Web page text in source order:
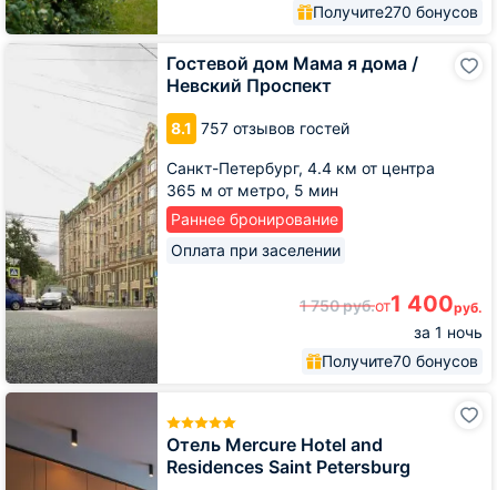
Получите270 бонусов
Гостевой дом Мама я дома /
Невский Проспект
8.1 757 отзывов гостей
Санкт-Петербург, 4.4 км от центра
365 м от метро, 5 мин
Раннее бронирование
Оплата при заселении
1 750руб.от1 400руб.
за 1 ночь
Получите70 бонусов
Гостевой
Отель Mercure Hotel and
Residences Saint Petersburg
Отель
Hotel
and
Residences